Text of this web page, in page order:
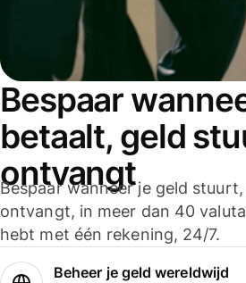
Bespaar
betaalt, geld
ontvangt
Bespaar wanneer je geld
ontvangt, in meer dan 40
hebt met één rekening, 24/7.
Beheer je geld wereldwijd